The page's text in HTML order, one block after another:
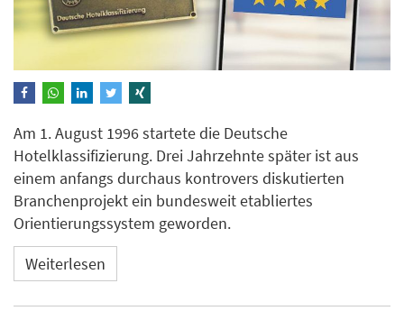
Am 1. August 1996 startete die Deutsche
Hotelklassifizierung. Drei Jahrzehnte später ist aus
einem anfangs durchaus kontrovers diskutierten
Branchenprojekt ein bundesweit etabliertes
Orientierungssystem geworden.
Weiterlesen